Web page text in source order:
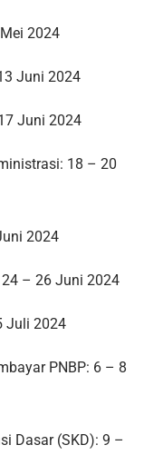
2024
Juni 2024
Juni 2024
18 – 20
2024
24 – 26 Juni 2024
Juli 2024
PNBP: 6 – 8
Dasar (SKD): 9 –